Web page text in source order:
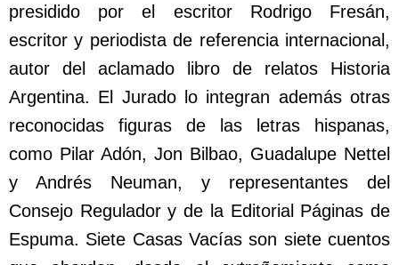
presidido por el escritor Rodrigo Fresán,
escritor y periodista de referencia internacional,
autor del aclamado libro de relatos Historia
Argentina. El Jurado lo integran además otras
reconocidas figuras de las letras hispanas,
como Pilar Adón, Jon Bilbao, Guadalupe Nettel
y Andrés Neuman, y representantes del
Consejo Regulador y de la Editorial Páginas de
Espuma. Siete Casas Vacías son siete cuentos